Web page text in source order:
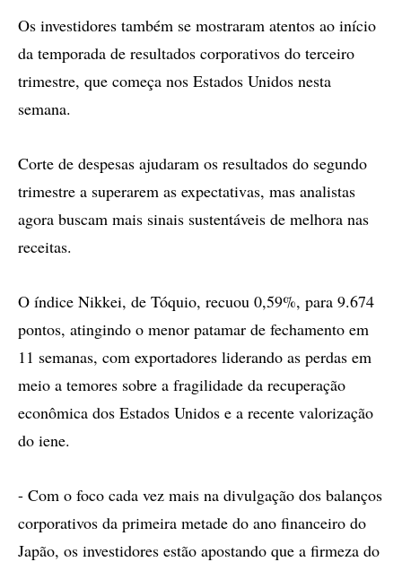
Os investidores também se mostraram atentos ao início
da temporada de resultados corporativos do terceiro
trimestre, que começa nos Estados Unidos nesta
semana.
Corte de despesas ajudaram os resultados do segundo
trimestre a superarem as expectativas, mas analistas
agora buscam mais sinais sustentáveis de melhora nas
receitas.
O índice Nikkei, de Tóquio, recuou 0,59%, para 9.674
pontos, atingindo o menor patamar de fechamento em
11 semanas, com exportadores liderando as perdas em
meio a temores sobre a fragilidade da recuperação
econômica dos Estados Unidos e a recente valorização
do iene.
- Com o foco cada vez mais na divulgação dos balanços
corporativos da primeira metade do ano financeiro do
Japão, os investidores estão apostando que a firmeza do